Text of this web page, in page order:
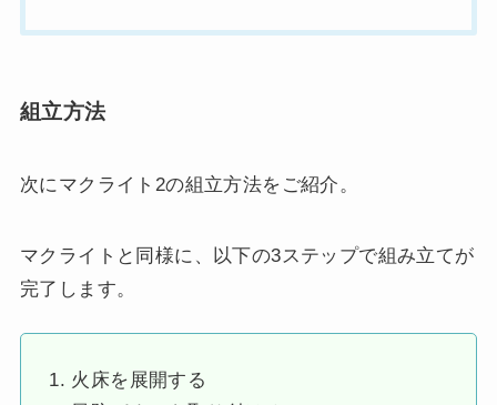
組立方法
次にマクライト2の組立方法をご紹介。
マクライトと同様に、以下の3ステップで組み立てが
完了します。
火床を展開する